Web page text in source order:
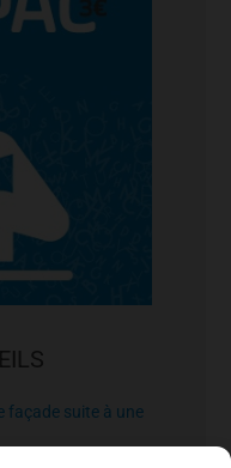
façade suite à une